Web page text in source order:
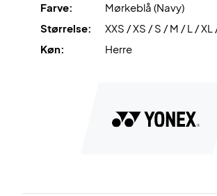
Farve:
Mørkeblå (Navy)
Størrelse:
XXS / XS / S / M / L / XL
Køn:
Herre